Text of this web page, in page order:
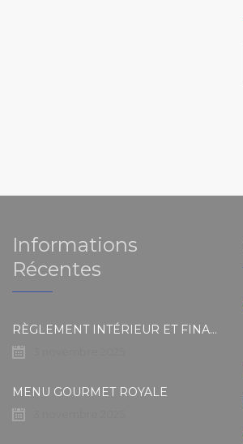
Informations
Récentes
RÈGLEMENT INTÉRIEUR ET FINANCIER
MENU GOURMET ROYALE